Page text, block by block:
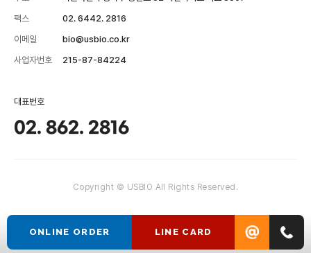
ONLINE ORDER LINE CARD
팩스
02. 6442. 2816
이메일
bio@usbio.co.kr
사업자번호
215-87-84224
대표번호
02. 862. 2816
Copyright © USBIO All Rights Reserved.